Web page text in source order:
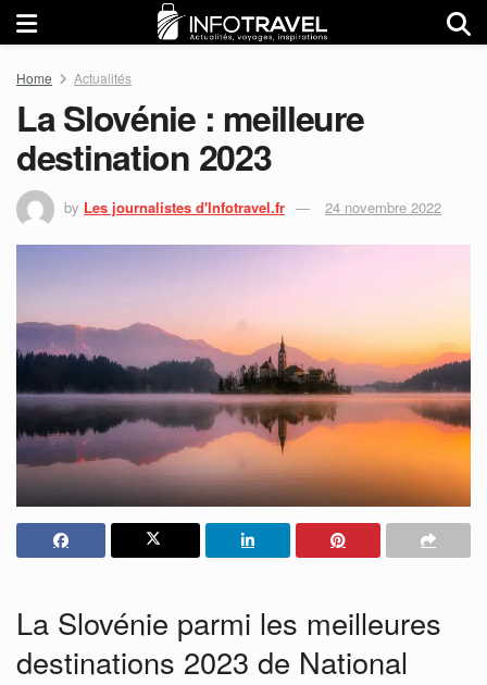
Home Actualités
La Slovénie : meilleure
destination 2023
by Les journalistes d'Infotravel.fr 24 novembre 2022
La Slovénie parmi les meilleures
destinations 2023 de National